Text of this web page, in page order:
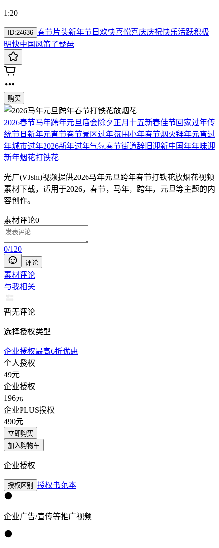
1:20
ID:24636 春节片头新年节日 欢快喜悦喜庆庆祝快乐活跃积极
明快中国风笛子琵琶
购买
2026春节马年跨年元旦 庙会除夕正月十五新春佳节回家过年传
统节日 新年元宵节春节景区过年氛围小年春节烟火拜年元宵过
年城市过年2026新年过年气氛春节街道辞旧迎新中国年年味迎
新年烟花打铁花
光厂(VJshi)视频提供2026马年元旦跨年春节打铁花放烟花视频
素材下载，适用于2026，春节，马年，跨年，元旦等主题的内
容创作。
素材评论0
0/120
评论
素材评论
与我相关
暂无评论
选择授权类型
企业授权最高6折优惠
个人授权
49元
企业授权
196元
企业PLUS授权
490元
立即购买
加入购物车
企业授权
授权区别 授权书范本
企业广告/宣传等推广视频